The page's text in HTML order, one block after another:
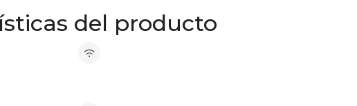
del producto